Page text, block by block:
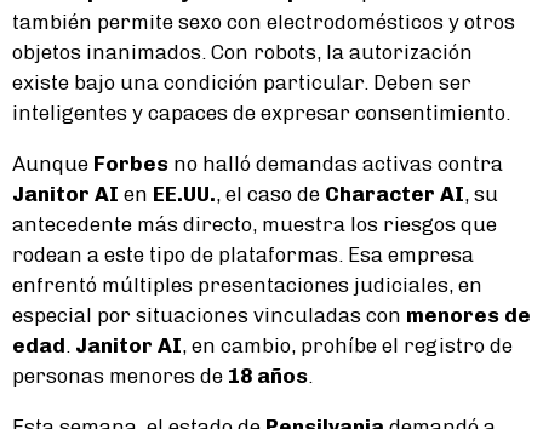
también permite sexo con electrodomésticos y otros
objetos inanimados. Con robots, la autorización
existe bajo una condición particular. Deben ser
inteligentes y capaces de expresar consentimiento.
Aunque Forbes no halló demandas activas contra
Janitor AI en EE.UU., el caso de Character AI, su
antecedente más directo, muestra los riesgos que
rodean a este tipo de plataformas. Esa empresa
enfrentó múltiples presentaciones judiciales, en
especial por situaciones vinculadas con menores de
edad. Janitor AI, en cambio, prohíbe el registro de
personas menores de 18 años.